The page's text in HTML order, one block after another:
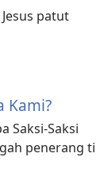
patut
Kami?
Saksi-Saksi
penerang ti